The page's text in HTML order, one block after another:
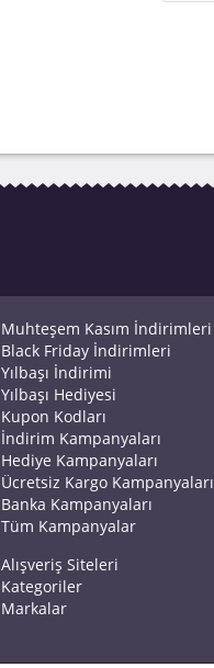
Muhteşem Kasım İndirimleri
Black Friday İndirimleri
Yılbaşı İndirimi
Yılbaşı Hediyesi
Kupon Kodları
İndirim Kampanyaları
Hediye Kampanyaları
Ücretsiz Kargo Kampanyaları
Banka Kampanyaları
Tüm Kampanyalar
Alışveriş Siteleri
Kategoriler
Markalar